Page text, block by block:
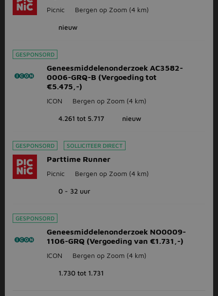
Picnic Bergen op Zoom (4 km)
nieuw
GESPONSORD
Geneesmiddelenonderzoek AC3582-
0006-GRQ-B (Vergoeding tot
€5.475,-)
ICON Bergen op Zoom (4 km)
4.261 tot 5.717 nieuw
GESPONSORD SOLLICITEER DIRECT
Parttime Runner
Picnic Bergen op Zoom (4 km)
0 - 32 uur
GESPONSORD
Geneesmiddelenonderzoek NO0009-
1106-GRQ (Vergoeding van €1.731,-)
ICON Bergen op Zoom (4 km)
1.730 tot 1.731